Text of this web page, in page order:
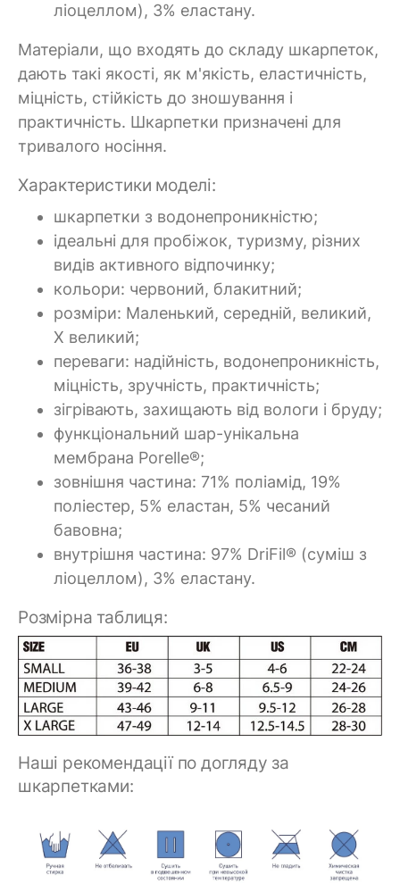
ліоцеллом), 3% еластану.
Матеріали, що входять до складу шкарпеток,
дають такі якості, як м'якість, еластичність,
міцність, стійкість до зношування і
практичність. Шкарпетки призначені для
тривалого носіння.
Характеристики моделі:
шкарпетки з водонепроникністю;
ідеальні для пробіжок, туризму, різних
видів активного відпочинку;
кольори: червоний, блакитний;
розміри: Маленький, середній, великий,
X великий;
переваги: надійність, водонепроникність,
міцність, зручність, практичність;
зігрівають, захищають від вологи і бруду;
функціональний шар-унікальна
мембрана Porelle®;
зовнішня частина: 71% поліамід, 19%
поліестер, 5% еластан, 5% чесаний
бавовна;
внутрішня частина: 97% DriFil® (суміш з
ліоцеллом), 3% еластану.
Розмірна таблиця:
Наші рекомендації по догляду за
шкарпетками: